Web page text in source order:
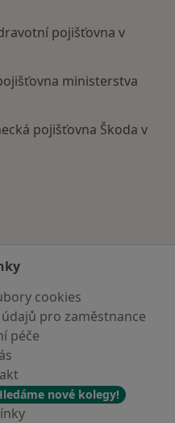
pojišťovna v
ministerstva
pojišťovna Škoda v
cookies
pro zaměstnance
péče
nové kolegy!